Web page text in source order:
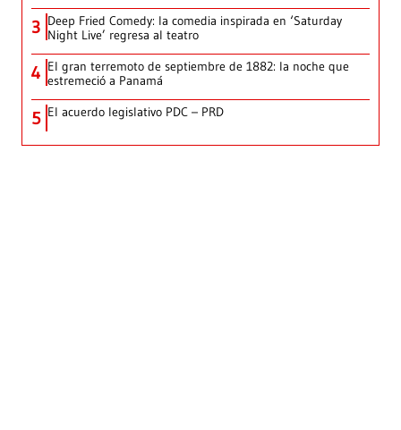
3 Deep Fried Comedy: la comedia inspirada en ‘Saturday
Night Live’ regresa al teatro
4 El gran terremoto de septiembre de 1882: la noche que
estremeció a Panamá
5 El acuerdo legislativo PDC – PRD